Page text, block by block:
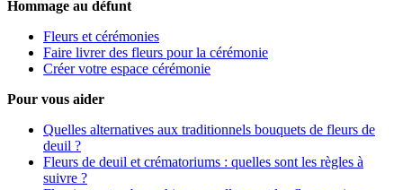
Hommage au défunt
Fleurs et cérémonies
Faire livrer des fleurs pour la cérémonie
Créer votre espace cérémonie
Pour vous aider
Quelles alternatives aux traditionnels bouquets de fleurs de
deuil ?
Fleurs de deuil et crématoriums : quelles sont les règles à
suivre ?